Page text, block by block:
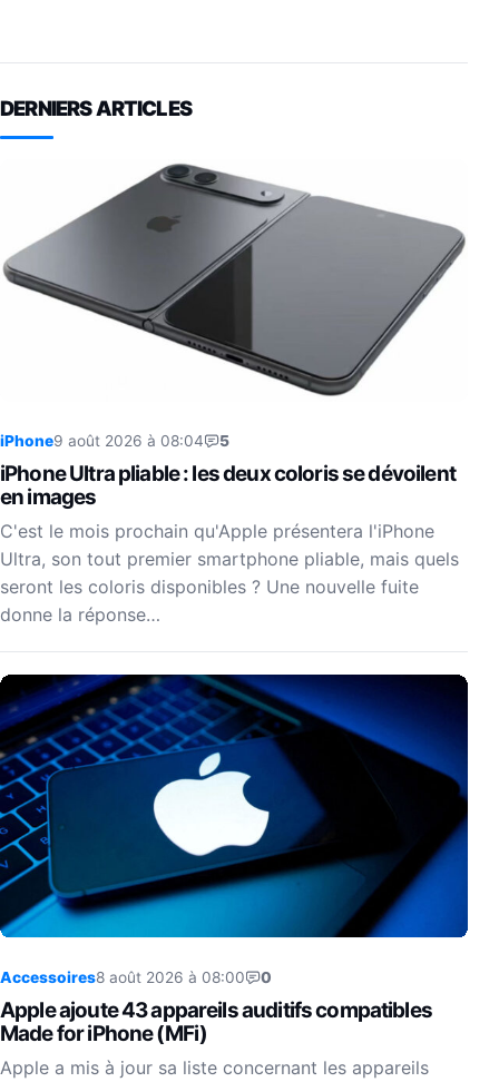
DERNIERS ARTICLES
iPhone9 août 2026 à 08:04 5
iPhone Ultra pliable : les deux coloris se dévoilent
en images
C'est le mois prochain qu'Apple présentera l'iPhone
Ultra, son tout premier smartphone pliable, mais quels
seront les coloris disponibles ? Une nouvelle fuite
donne la réponse…
Accessoires8 août 2026 à 08:00 0
Apple ajoute 43 appareils auditifs compatibles
Made for iPhone (MFi)
Apple a mis à jour sa liste concernant les appareils